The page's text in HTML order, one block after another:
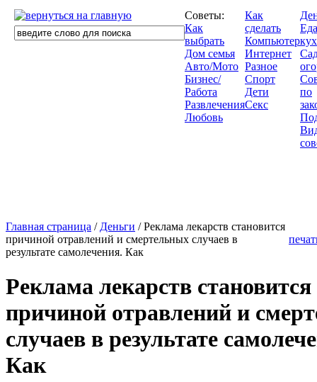
Советы:
Как
выбрать
Дом семья
Авто/Мото
Бизнес/
Работа
Развлечения
Любовь
Как
сделать
Компьютер
Интернет
Разное
Спорт
Дети
Секс
по
Главная страница / Деньги / Реклама лекарств становится
причиной отравлений и смертельных случаев в
результате самолечения. Как
Реклама лекарств становится
причиной отравлений и
случаев в результате
Как